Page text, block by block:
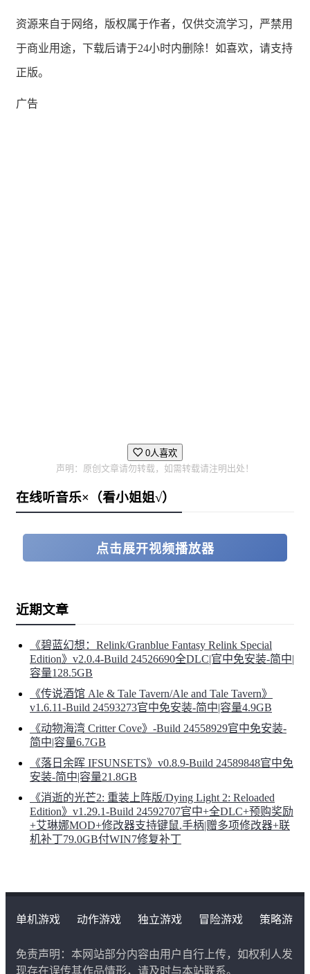
资源来自于网络，版权属于作者，仅供交流学习，严禁用
于商业用途，下载后请于24小时内删除！如喜欢，请支持
正版。
广告
0人喜欢
声明：原创文章请勿转载，如需转载请注明出处！
在线听音乐×（看小姐姐√）
点击展开视频播放器
近期文章
《碧蓝幻想：Relink/Granblue Fantasy Relink Special
Edition》v2.0.4-Build 24526690全DLC|官中免安装-简中|
容量128.5GB
《传说酒馆 Ale & Tale Tavern/Ale and Tale Tavern》
v1.6.11-Build 24593273官中免安装-简中|容量4.9GB
《动物海湾 Critter Cove》-Build 24558929官中免安装-
简中|容量6.7GB
《落日余晖 IFSUNSETS》v0.8.9-Build 24589848官中免
安装-简中|容量21.8GB
《消逝的光芒2: 重装上阵版/Dying Light 2: Reloaded
Edition》v1.29.1-Build 24592707官中+全DLC+预购奖励
+艾琳娜MOD+修改器支持键鼠.手柄|赠多项修改器+联
机补丁79.0GB付WIN7修复补丁
单机游戏 动作游戏 独立游戏 冒险游戏
策略游
免责声明：本网站部分内容由用户自行上传，如权利人发
现存在误传其作品情形，请及时与本站联系。